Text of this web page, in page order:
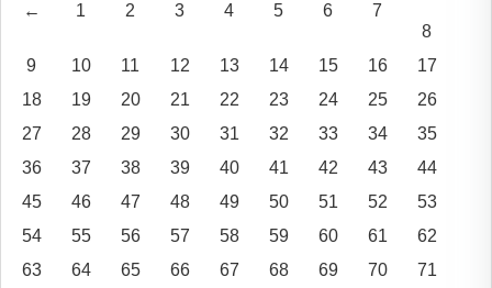
← 1 2 3 4 5 6
7
8
9
10 11 12 13 14 15 16
17
18
19 20 21 22 23 24 25
26
27
28 29 30 31 32 33 34
35
36
37 38 39 40 41 42 43
44
45
46 47 48 49 50 51 52
53
54
55 56 57 58 59 60 61
62
63
64 65 66 67 68 69 70 71